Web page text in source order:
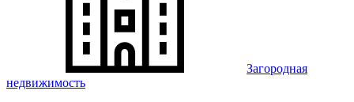
Загородная
недвижимость